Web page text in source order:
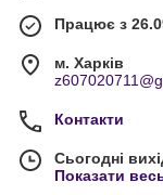
Працює з
м. Харків
Контакти
Сьогодні
Показати